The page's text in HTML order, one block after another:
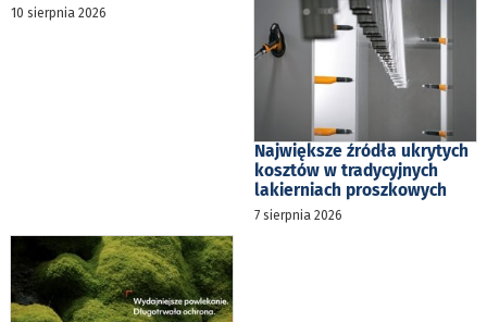
10 sierpnia 2026
Największe źródła ukrytych
kosztów w tradycyjnych
lakierniach proszkowych
7 sierpnia 2026